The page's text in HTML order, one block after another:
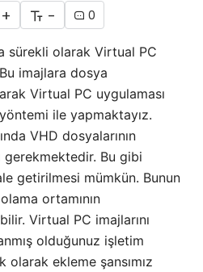
+ - 0
sürekli olarak Virtual PC
imajlara dosya
Virtual PC uygulaması
ile yapmaktayız.
VHD dosyalarının
gerekmektedir. Bu gibi
getirilmesi mümkün. Bunun
ortamının
Virtual PC imajlarını
olduğunuz işletim
ekleme şansımız